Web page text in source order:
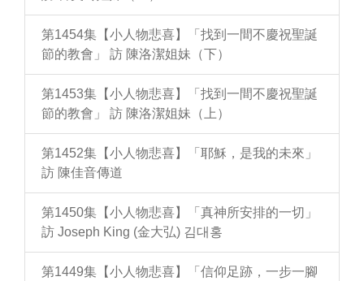
第1454集【小人物悲喜】「找到一間不慶祝聖誕
節的教會」 訪 陳洛潔姐妹（下）
第1453集【小人物悲喜】「找到一間不慶祝聖誕
節的教會」 訪 陳洛潔姐妹（上）
第1452集【小人物悲喜】「耶穌，是我的未來」
訪 陳佳音傳道
第1450集【小人物悲喜】「真神所安排的一切」
訪 Joseph King (金大弘) 김대홍
第1449集【小人物悲喜】「信仰足跡，一步一腳